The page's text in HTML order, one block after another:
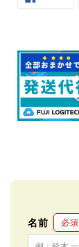
名前 必須